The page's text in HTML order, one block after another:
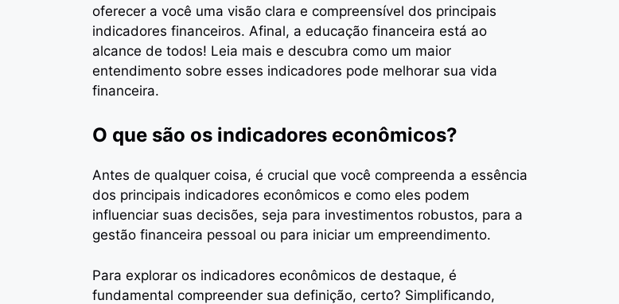
oferecer a você uma visão clara e compreensível dos principais
indicadores financeiros. Afinal, a educação financeira está ao
alcance de todos! Leia mais e descubra como um maior
entendimento sobre esses indicadores pode melhorar sua vida
financeira.
O que são os indicadores econômicos?
Antes de qualquer coisa, é crucial que você compreenda a essência
dos principais indicadores econômicos e como eles podem
influenciar suas decisões, seja para investimentos robustos, para a
gestão financeira pessoal ou para iniciar um empreendimento.
Para explorar os indicadores econômicos de destaque, é
fundamental compreender sua definição, certo? Simplificando,